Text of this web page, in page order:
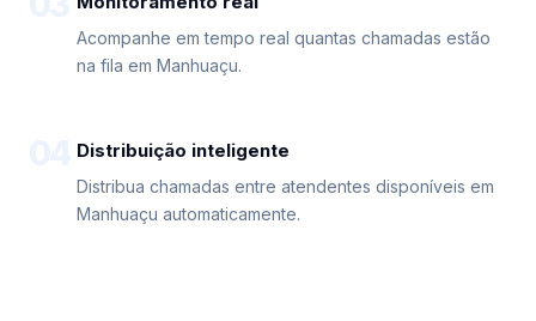
Acompanhe em tempo real quantas chamadas estão
na fila em Manhuaçu.
Distribuição inteligente
Distribua chamadas entre atendentes disponíveis em
Manhuaçu automaticamente.